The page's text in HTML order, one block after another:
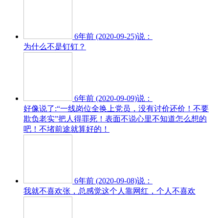
6年前 (2020-09-25)说：
为什么不是钉钉？
6年前 (2020-09-09)说：
好像说了:“一线岗位全换上党员，没有讨价还价！不要
欺负老实”把人得罪死！表面不说心里不知道怎么想的
吧！不堵前途就算好的！
6年前 (2020-09-08)说：
我就不喜欢张，总感觉这个人靠网红，个人不喜欢